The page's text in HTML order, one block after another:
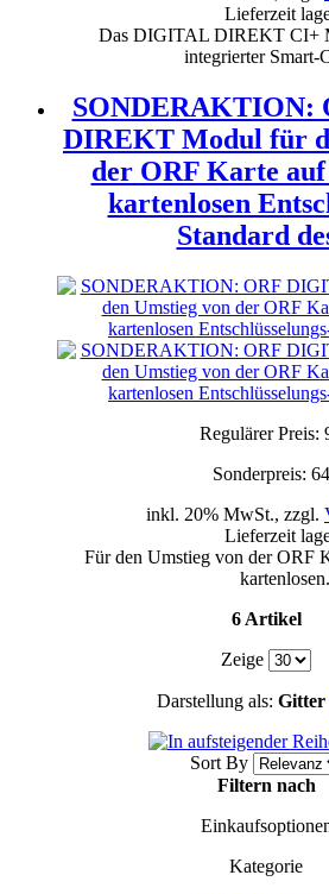
Lieferzeit
Das DIGITAL DIREKT CI+
integrierter Smart-
SONDERAKTION:
DIREKT Modul für
der ORF Karte auf
kartenlosen
Standard
Regulärer Preis:
Sonderpreis:
inkl. 20% MwSt., zzgl.
Lieferzeit
Für den Umstieg von der ORF
6 Artikel
Zeige
Darstellung als: Gitter
Sort By
Filtern nach
Kategorie